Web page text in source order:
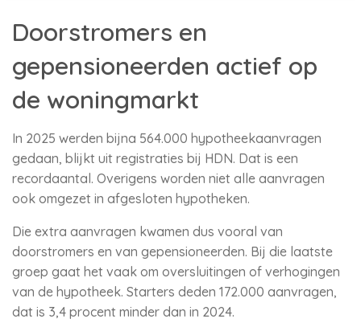
Doorstromers en
gepensioneerden actief op
de woningmarkt
In 2025 werden bijna 564.000 hypotheekaanvragen
gedaan, blijkt uit registraties bij HDN. Dat is een
recordaantal. Overigens worden niet alle aanvragen
ook omgezet in afgesloten hypotheken.
Die extra aanvragen kwamen dus vooral van
doorstromers en van gepensioneerden. Bij die laatste
groep gaat het vaak om oversluitingen of verhogingen
van de hypotheek. Starters deden 172.000 aanvragen,
dat is 3,4 procent minder dan in 2024.